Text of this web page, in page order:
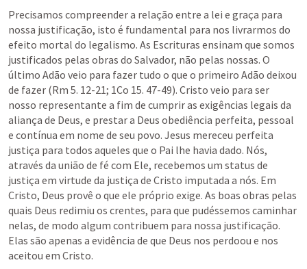
Precisamos compreender a relação entre a lei e graça para
nossa justificação, isto é fundamental para nos livrarmos do
efeito mortal do legalismo. As Escrituras ensinam que somos
justificados pelas obras do Salvador, não pelas nossas. O
último Adão veio para fazer tudo o que o primeiro Adão deixou
de fazer (Rm 5. 12-21; 1Co 15. 47-49). Cristo veio para ser
nosso representante a fim de cumprir as exigências legais da
aliança de Deus, e prestar a Deus obediência perfeita, pessoal
e contínua em nome de seu povo. Jesus mereceu perfeita
justiça para todos aqueles que o Pai lhe havia dado. Nós,
através da união de fé com Ele, recebemos um status de
justiça em virtude da justiça de Cristo imputada a nós. Em
Cristo, Deus provê o que ele próprio exige. As boas obras pelas
quais Deus redimiu os crentes, para que pudéssemos caminhar
nelas, de modo algum contribuem para nossa justificação.
Elas são apenas a evidência de que Deus nos perdoou e nos
aceitou em Cristo.